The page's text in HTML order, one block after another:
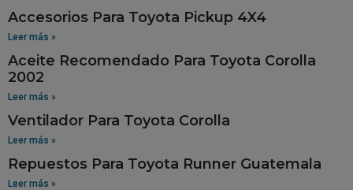
Accesorios Para Toyota Pickup 4X4
Leer más »
Aceite Recomendado Para Toyota Corolla
2002
Leer más »
Ventilador Para Toyota Corolla
Leer más »
Repuestos Para Toyota Runner Guatemala
Leer más »